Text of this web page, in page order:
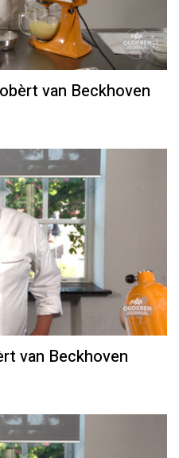
van Beckhoven
van Beckhoven